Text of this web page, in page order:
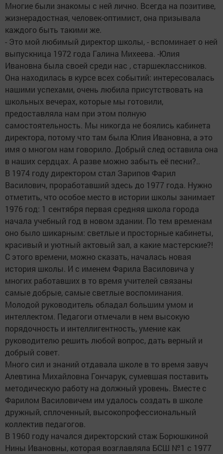
Многие были знакомы с ней лично. Всегда на позитиве,
жизнерадостная, человек-оптимист, она призывала
каждого быть такими же.
- Это мой любимый директор школы, - вспоминает о ней
выпускница 1972 года Галина Михеева. -Юлия
Ивановна была своей среди нас , старшеклассников.
Она находилась в курсе всех событий: интересовалась
нашими успехами, очень любила присутствовать на
школьных вечерах, которые мы готовили,
предоставляла нам при этом полную
самостоятельность. Мы никогда не боялись кабинета
директора, потому что там была Юлия Ивановна, а это
имя о многом нам говорило. Добрый след оставила она
в наших сердцах. А разве можно забыть её песни?..
В 1974 году директором стал Зарипов Фарил
Василович, проработавший здесь до 1977 года. Нужно
отметить, что особое место в истории школы занимает
1976 год: 1 сентября первая средняя школа города
начала учебный год в новом здании. По тем временам
оно было шикарным: светлые и просторные кабинеты,
красивый и уютный актовый зал, а какие мастерские?!
С этого времени, можно сказать, началась новая
история школы. И с именем Фарила Василовича у
многих работавших в то время учителей связаны
самые добрые, самые светлые воспоминания.
Молодой руководитель обладал большим умом и
интеллектом. Педагоги отмечали в нем высокую
порядочность и интеллигентность, умение как
руководителю решить любой вопрос, дать верный и
добрый совет.
Много сил и знаний отдавала школе в то время завуч
Алевтина Михайловна Гончарук, сумевшая поставить
методическую работу на должный уровень. Вместе с
Фарилом Василовичем им удалось создать в школе
дружный, сплоченный, высокопрофессиональный
коллектив педагогов.
В 1960 году начался директорский стаж Борюшкиной
Нины Ивановны, которая возглавляла БСШ №1 с 1977